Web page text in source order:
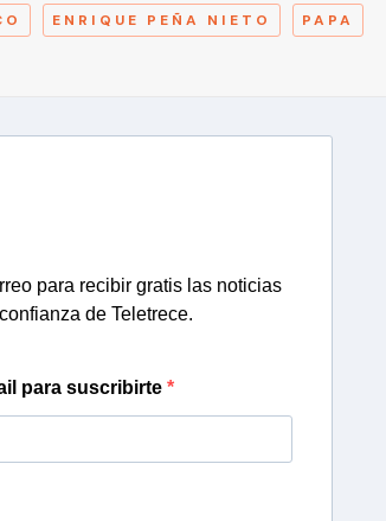
ENRIQUE PEÑA NIETO PAPA
para recibir gratis las noticias
de Teletrece.
para suscribirte